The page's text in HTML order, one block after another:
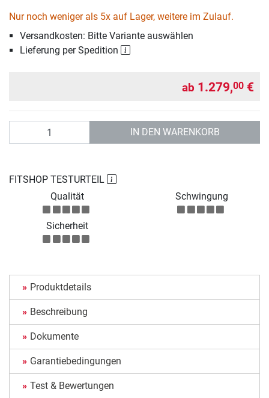
Nur noch weniger als 5x auf Lager, weitere im Zulauf.
Versandkosten: Bitte Variante auswählen
Lieferung per Spedition
ab 1.279,00 €
IN DEN WARENKORB
FITSHOP TESTURTEIL
Qualität
Schwingung
Sicherheit
Produktdetails
Beschreibung
Dokumente
Garantiebedingungen
Test & Bewertungen